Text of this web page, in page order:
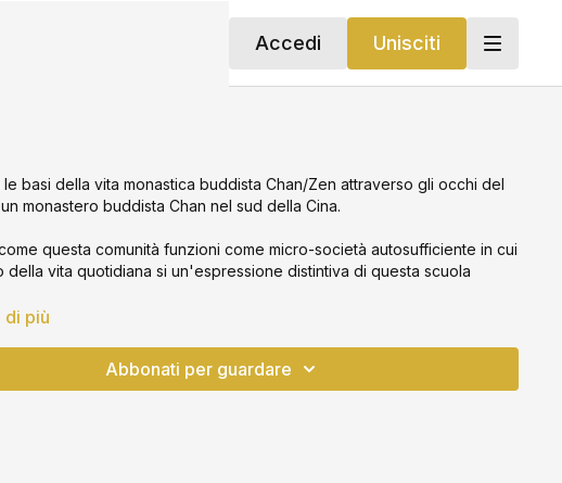
Accedi Unisciti
le basi della vita monastica buddista Chan/Zen attraverso gli occhi del
monastero buddista Chan nel sud della Cina.
questa comunità funzioni come micro-società autosufficiente in cui
della vita quotidiana si un'espressione distintiva di questa scuola
di più
Abbonati per guardare